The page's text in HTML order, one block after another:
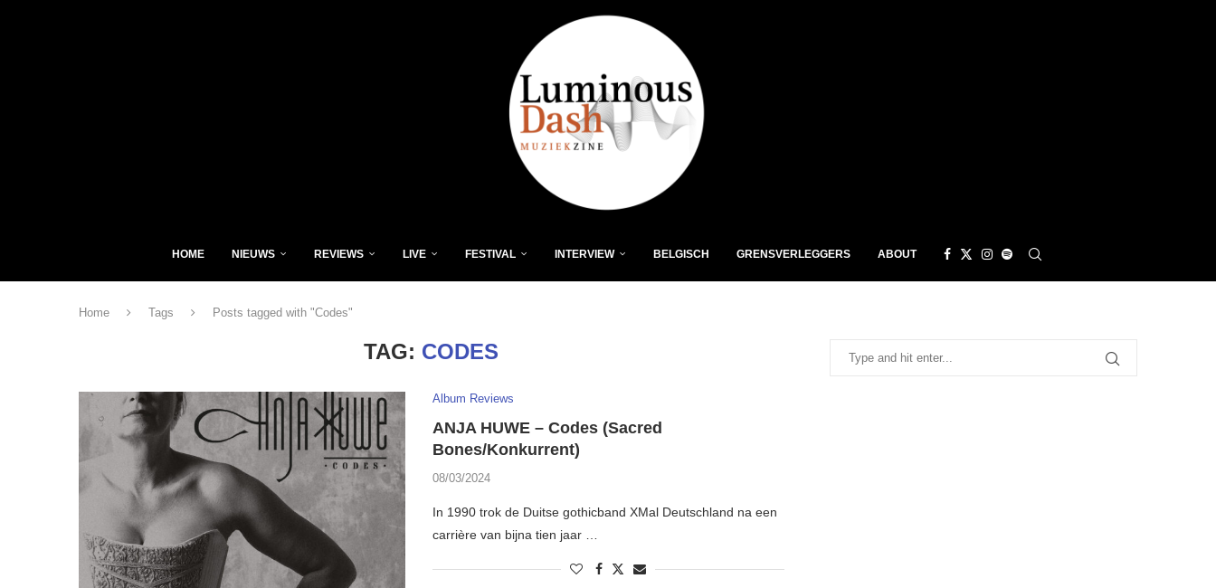
HOME NIEUWS REVIEWS LIVE FESTIVAL INTERVIEW BELGISCH GRENSVERLEGGERS ABOUT
Home Tags Posts tagged with "Codes"
TAG: CODES
Album Reviews
ANJA HUWE – Codes (Sacred
Bones/Konkurrent)
08/03/2024
In 1990 trok de Duitse gothicband XMal Deutschland na een
carrière van bijna tien jaar …